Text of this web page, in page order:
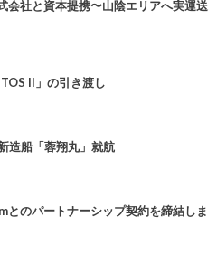
社と資本提携〜山陰エリアへ実運送
II」の引き渡し
造船「蓉翔丸」就航
とのパートナーシップ契約を締結しま